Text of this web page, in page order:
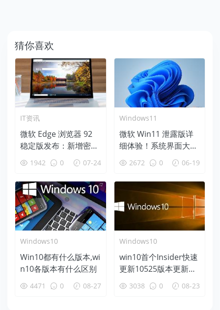
猜你喜欢
IT资讯
微软 Edge 浏览器 92
稳定版发布：新增密码
健康仪表盘、导航升级
HTTPS
1942 0 07-24
Windows11
微软 Win11 泄露版详
细体验！系统界面大变
脸 2672 0 06-19
Windows10
Win10都有什么版本,wi
n10各版本有什么区别
4471 0 08-27
Windows10
win10首个Insider快速
更新10525版本更新内
容详解3038 0 08-23